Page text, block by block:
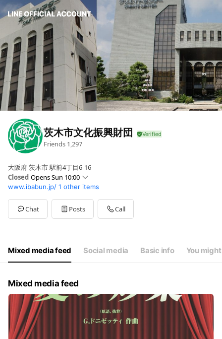
茨木市文化振興財団
Friends 1,297
大阪府 茨木市 駅前4丁目6-16
Closed Opens Sun 10:00
Sun10:00 - 17:00
Mon10:00 - 17:00
Tue10:00 - 17:00
Wed10:00 - 17:00
Sat
10:00 - 17:00
年末年始、臨時休館日を除き年中無休。
www.ibabun.jp/ 1 other items
Chat Posts Call
Mixed media feed Social media Basic info You
Mixed media feed